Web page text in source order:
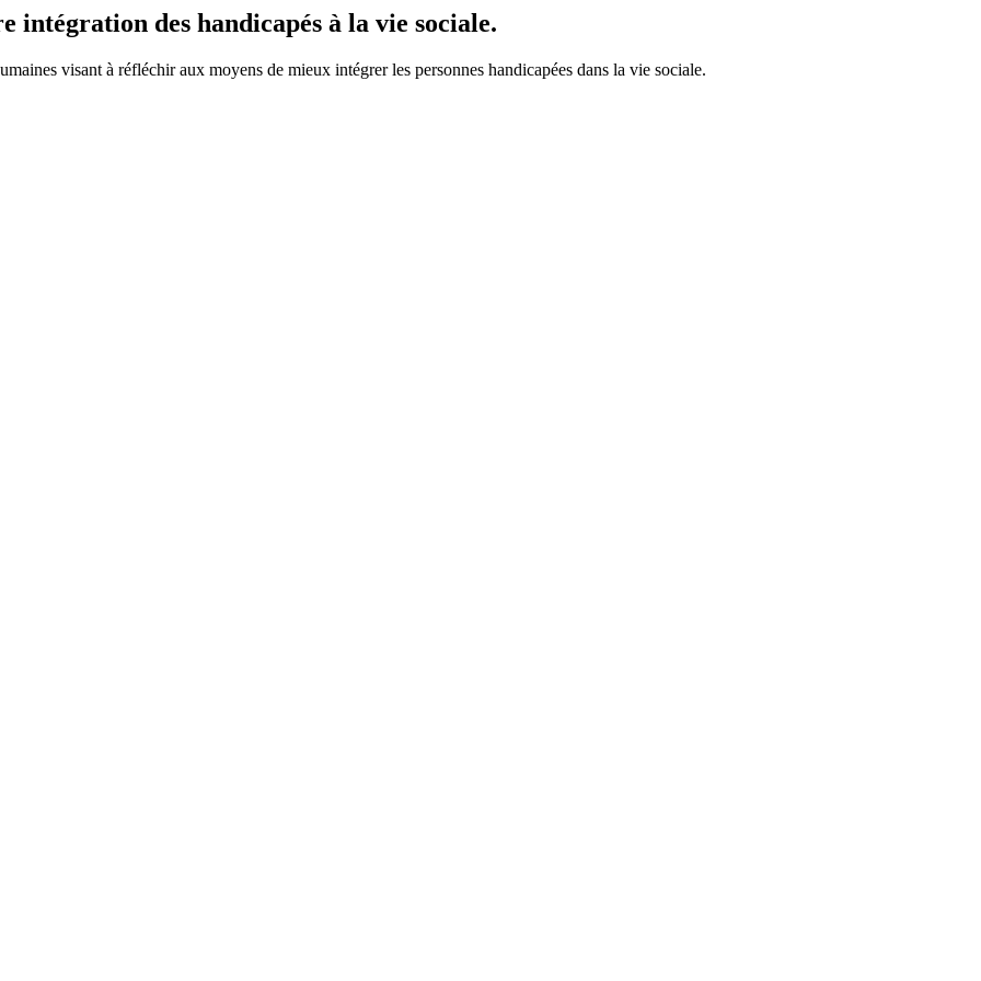
intégration des handicapés à la vie sociale.
visant à réfléchir aux moyens de mieux intégrer les personnes handicapées dans la vie sociale.